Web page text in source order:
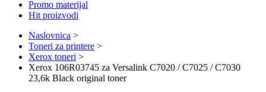
Promo materijal
Hit proizvodi
Naslovnica >
Toneri za printere >
Xerox toneri >
Xerox 106R03745 za Versalink C7020 / C7025 / C7030
23,6k Black original toner